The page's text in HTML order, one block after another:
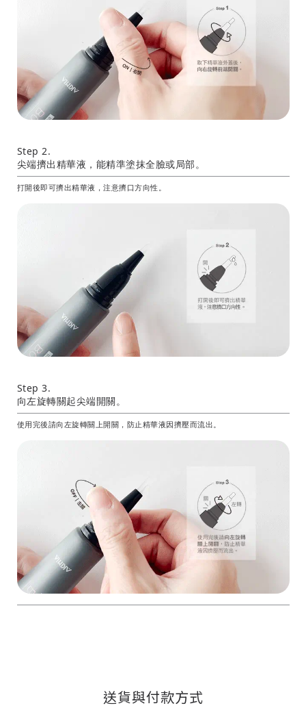
Step 2.
尖端擠出精華液，能精準塗抹全臉或局部。
打開後即可擠出精華液，注意擠口方向性。
Step 3.
向左旋轉關起尖端開關。
使用完後請向左旋轉關上開關，防止精華液因擠壓而流出。
送貨與付款方式